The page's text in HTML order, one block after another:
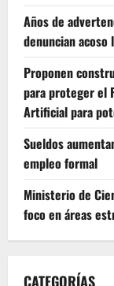
Años de
denuncian
Proponen
para proteger el
Artificial para
Sueldos
empleo formal
Ministerio de
foco en áreas
CATEGORÍAS